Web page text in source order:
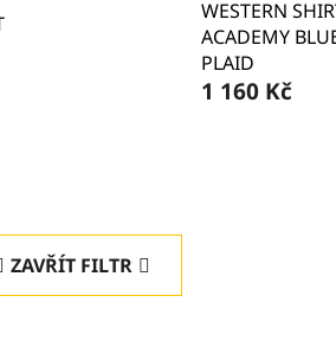
WESTERN
ACADEMY
PLAID
1 160 Kč
ZAVŘÍT FILTR